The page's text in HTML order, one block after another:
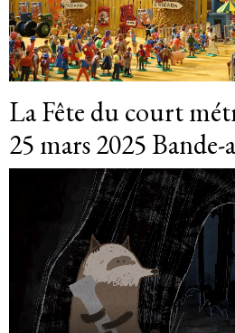
La Fête du court
25 mars 2025